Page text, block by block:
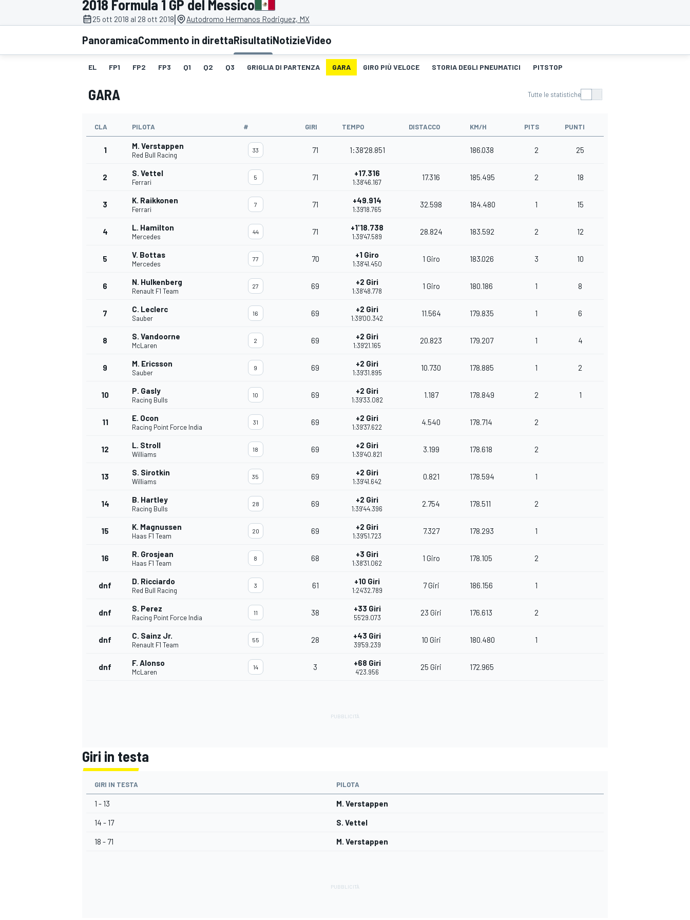
MOTOGP WEC
WRC
MONOPOSTO
2018 Formula 1 GP del Messico
25 ott 2018 al 28 ott 2018| Autodromo Hermanos Rodriguez, MX
PanoramicaCommento in direttaRisultatiNotizieVideo
EL FP1 FP2 FP3 Q1 Q2 Q3 GRIGLIA DI PARTENZA GARA GIRO PIÙ VELOCE STORIA DEGLI PNEUMATICI PITSTOP
GARA Tutte le statistiche
CLA PILOTA # GIRI TEMPO DISTACCO KM/H PITS PUNTI
1 M. Verstappen
Red Bull Racing
33 71 1:38'28.851 186.038 2 25
2 S. Vettel
Ferrari
5 71 +17.316
1:38'46.167
17.316 185.495 2 18
3 K. Raikkonen
Ferrari
7 71 +49.914
1:39'18.765
32.598 184.480 1 15
4 L. Hamilton
Mercedes
44 71 +1'18.738
1:39'47.589
28.824 183.592 2 12
5 V. Bottas
Mercedes
77 70 +1 Giro
1:38'41.450
1 Giro 183.026 3 10
6 N. Hulkenberg
Renault F1 Team
27 69 +2 Giri
1:38'48.778
1 Giro 180.186 1 8
7 C. Leclerc
Sauber
16 69 +2 Giri
1:39'00.342
11.564 179.835 1 6
8 S. Vandoorne
McLaren
2 69 +2 Giri
1:39'21.165
20.823 179.207 1 4
9 M. Ericsson
Sauber
9 69 +2 Giri
1:39'31.895
10.730 178.885 1 2
10 P. Gasly
Racing Bulls
10 69 +2 Giri
1:39'33.082
1.187 178.849 2 1
11 E. Ocon
Racing Point Force India
31 69 +2 Giri
1:39'37.622
4.540 178.714 2
12 L. Stroll
Williams
18 69 +2 Giri
1:39'40.821
3.199 178.618 2
13 S. Sirotkin
Williams
35 69 +2 Giri
1:39'41.642
0.821 178.594 1
14 B. Hartley
Racing Bulls
28 69 +2 Giri
1:39'44.396
2.754 178.511 2
15 K. Magnussen
Haas F1 Team
20 69 +2 Giri
1:39'51.723
7.327 178.293 1
16 R. Grosjean
Haas F1 Team
8 68 +3 Giri
1:38'31.062
1 Giro 178.105 2
dnf D. Ricciardo
Red Bull Racing
3 61 +10 Giri
1:24'32.789
7 Giri 186.156 1
dnf S. Perez
Racing Point Force India
11 38 +33 Giri
55'29.073
23 Giri 176.613 2
dnf C. Sainz Jr.
Renault F1 Team
55 28 +43 Giri
39'59.239
10 Giri 180.480 1
dnf F. Alonso
McLaren
14 3 +68 Giri
4'23.956
25 Giri 172.965
Giri in testa
GIRI IN TESTA PILOTA
1 - 13 M. Verstappen
14 - 17 S. Vettel
18 - 71 M. Verstappen